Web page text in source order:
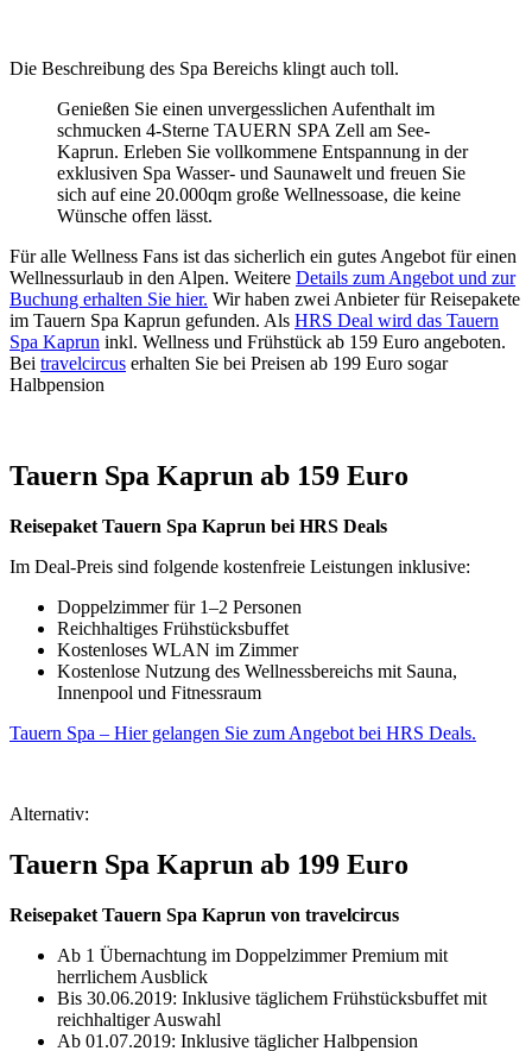
Die Beschreibung des Spa Bereichs klingt auch toll.
Genießen Sie einen unvergesslichen Aufenthalt im
schmucken 4-Sterne TAUERN SPA Zell am See-
Kaprun. Erleben Sie vollkommene Entspannung in der
exklusiven Spa Wasser- und Saunawelt und freuen Sie
sich auf eine 20.000qm große Wellnessoase, die keine
Wünsche offen lässt.
Für alle Wellness Fans ist das sicherlich ein gutes Angebot für einen
Wellnessurlaub in den Alpen. Weitere Details zum Angebot und zur
Buchung erhalten Sie hier. Wir haben zwei Anbieter für Reisepakete
im Tauern Spa Kaprun gefunden. Als HRS Deal wird das Tauern
Spa Kaprun inkl. Wellness und Frühstück ab 159 Euro angeboten.
Bei travelcircus erhalten Sie bei Preisen ab 199 Euro sogar
Halbpension
Tauern Spa Kaprun ab 159 Euro
Reisepaket Tauern Spa Kaprun bei HRS Deals
Im Deal-Preis sind folgende kostenfreie Leistungen inklusive:
Doppelzimmer für 1–2 Personen
Reichhaltiges Frühstücksbuffet
Kostenloses WLAN im Zimmer
Kostenlose Nutzung des Wellnessbereichs mit Sauna,
Innenpool und Fitnessraum
Tauern Spa – Hier gelangen Sie zum Angebot bei HRS Deals.
Alternativ:
Tauern Spa Kaprun ab 199 Euro
Reisepaket Tauern Spa Kaprun von travelcircus
Ab 1 Übernachtung im Doppelzimmer Premium mit
herrlichem Ausblick
Bis 30.06.2019: Inklusive täglichem Frühstücksbuffet mit
reichhaltiger Auswahl
Ab 01.07.2019: Inklusive täglicher Halbpension